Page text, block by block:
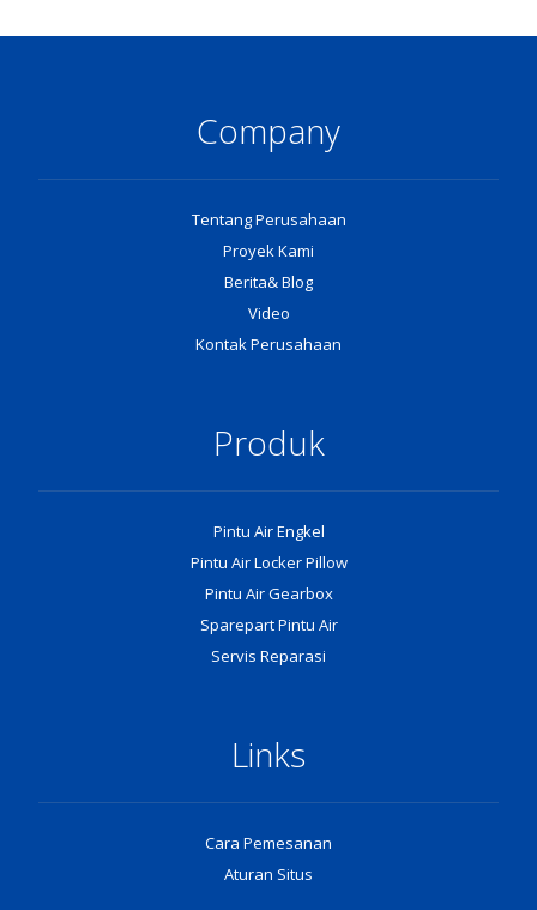
Company
Tentang Perusahaan
Proyek Kami
Berita& Blog
Video
Kontak Perusahaan
Produk
Pintu Air Engkel
Pintu Air Locker Pillow
Pintu Air Gearbox
Sparepart Pintu Air
Servis Reparasi
Links
Cara Pemesanan
Aturan Situs